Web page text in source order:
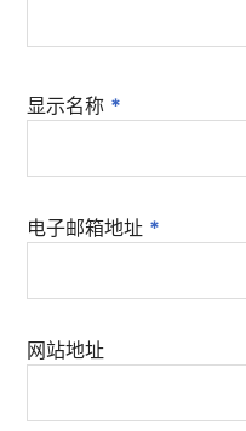
显示名称 *
电子邮箱地址 *
网站地址